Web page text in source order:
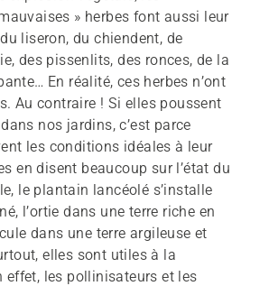
» herbes font aussi leur
liseron, du chiendent, de
des pissenlits, des ronces, de la
En réalité, ces herbes n’ont
Au contraire ! Si elles poussent
nos jardins, c’est parce
les conditions idéales à leur
en disent beaucoup sur l’état du
le plantain lancéolé s’installe
l’ortie dans une terre riche en
dans une terre argileuse et
elles sont utiles à la
effet, les pollinisateurs et les